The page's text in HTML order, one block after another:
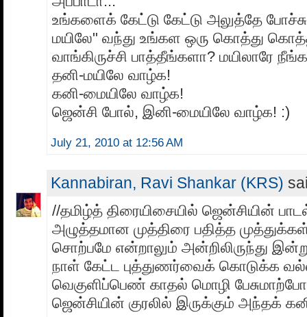
உங்களைக் கேட்டு கேட்டு அலுத்தே
மயிலே" வந்து உங்கள ஒரு கொத்து
வாங்கிருச்சி பாத்தீங்களா? மயிலாரே
தனி-மயிலே வாழ்க!
கனி-மையிலே வாழ்க!
ஜென்சி போல், இனி-மையிலே வாழ்க! :)
July 21, 2010 at 12:56 AM
Kannabiran, Ravi Shankar (KRS)
//தமிழ்த் திரையிசையில் ஜென்சியின்
அழுத்தமான முத்திரை பதித்த
சொற்பமே என்றாலும் அன்றிலிருந்து
நாள் கேட்ட புத்துணர்வைக் கொடுக்க
வெகுளிப்பெண் காதல் மொழி
ஜென்சியின் குரலில் இருக்கும் அந்தக்